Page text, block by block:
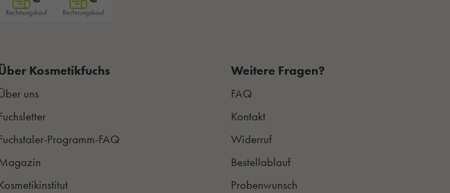
Kosmetikfuchs
uns
Programm-FAQ
Weitere Fragen?
FAQ
Kontakt
Widerruf
Bestellablauf
Probenwunsch